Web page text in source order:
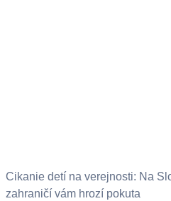
Cikanie detí na verejnosti: Na
zahraničí vám hrozí pokuta